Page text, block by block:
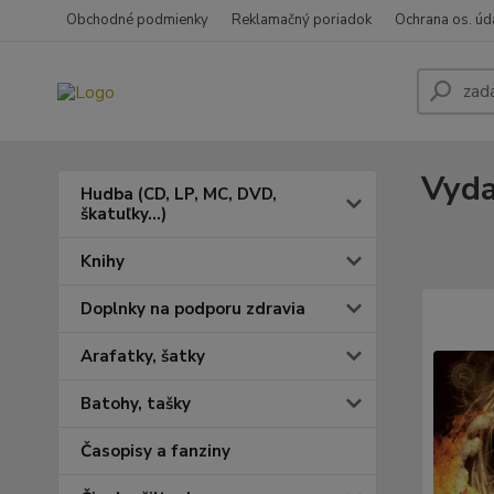
Obchodné podmienky Reklamačný poriadok Ochrana os.
Hudba (CD, LP, MC, DVD,
škatuľky...)
Knihy
Doplnky na podporu zdravia
Arafatky, šatky
Batohy, tašky
Časopisy a fanziny